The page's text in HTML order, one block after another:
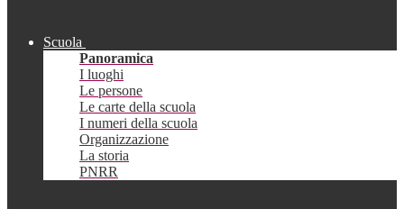
Scuola
Panoramica
I luoghi
Le persone
Le carte della scuola
I numeri della scuola
Organizzazione
La storia
PNRR